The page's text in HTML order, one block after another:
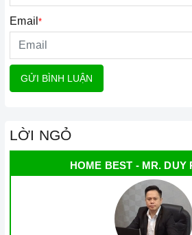
Email*
GỬI BÌNH LUẬN
LỜI NGỎ
HOME BEST - MR. DUY